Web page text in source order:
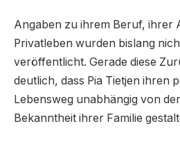
Angaben zu ihrem Beruf, ihrer
Privatleben wurden bislang
veröffentlicht. Gerade diese
deutlich, dass Pia Tietjen ihren
Lebensweg unabhängig von
Bekanntheit ihrer Familie